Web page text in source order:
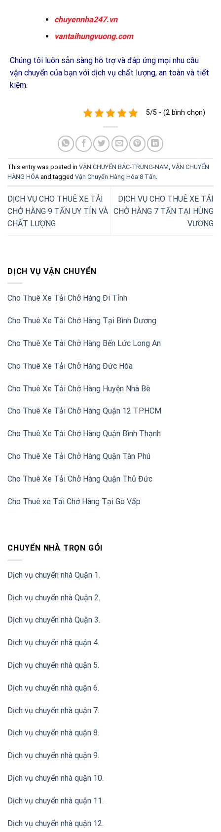
DỊCH VỤ VẬN CHUYỂN
Cho Thuê Xe Tải Chở Hàng Đi Tỉnh
Cho Thuê Xe Tải Chở Hàng Tại Bình Dương
Cho Thuê Xe Tải Chở Hàng Bến Lức Long An
Cho Thuê Xe Tải Chở Hàng Đức Hòa
Cho Thuê Xe Tải Chở Hàng Huyện Nhà Bè
Cho Thuê Xe Tải Chở Hàng Quận 12 TPHCM
Cho Thuê Xe Tải Chở Hàng Quận Bình Thạnh
Cho Thuê Xe Tải Chở Hàng Quận Tân Phú
Cho Thuê Xe Tải Chở Hàng Quận Thủ Đức
Cho Thuê xe Tải Chở Hàng Tại Gò Vấp
CHUYỂN NHÀ TRỌN GÓI
Dịch vụ chuyển nhà Quận 1.
Dịch vụ chuyển nhà Quận 2.
Dịch vụ chuyển nhà Quận 3.
Dịch vụ chuyển nhà quận 4.
Dịch vụ chuyển nhà quận 5.
Dịch vụ chuyển nhà quận 6.
Dịch vụ chuyển nhà quận 7.
Dịch vụ chuyển nhà quận 8.
Dịch vụ chuyển nhà quận 9.
Dịch vụ chuyển nhà quận 10.
Dịch vụ chuyển nhà quận 11.
Dịch vụ chuyển nhà quận 12.
chuyennha247.vn
vantaihungvuong.com
Chúng tôi luôn sẵn sàng hỗ trợ và đáp ứng mọi nhu cầu
vận chuyển của bạn với dịch vụ chất lượng, an toàn và tiết
kiệm.
5/5 - (2 bình chọn)
This entry was posted in VẬN CHUYỂN BẮC-TRUNG-NAM VẬN CHUYỂN
HÀNG HÓA and tagged Vận Chuyển Hàng Hóa 8 Tấn
DỊCH VỤ CHO THUÊ XE TẢI
CHỞ HÀNG 9 TẤN UY TÍN VÀ
CHẤT LƯỢNG
DỊCH VỤ CHO THUÊ XE TẢI
CHỞ HÀNG 7 TẤN TẠI HÙNG
VƯƠNG